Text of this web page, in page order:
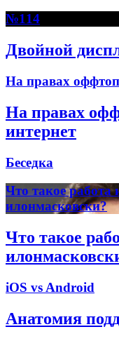
№114
Двойной
На правах
На правах
интернет
Беседка
Что такое работа
илонмасковски?
Что такое
iOS vs Android
Анатомия